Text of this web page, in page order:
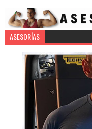
ASESORÍAS